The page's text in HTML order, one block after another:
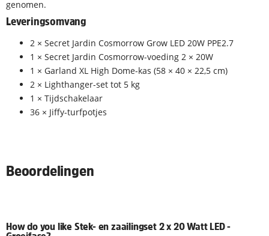
genomen.
Leveringsomvang
2 × Secret Jardin Cosmorrow Grow LED 20W PPE2.7
1 × Secret Jardin Cosmorrow-voeding 2 × 20W
1 × Garland XL High Dome-kas (58 × 40 × 22,5 cm)
2 × Lighthanger-set tot 5 kg
1 × Tijdschakelaar
36 × Jiffy-turfpotjes
Beoordelingen
How do you like Stek- en zaailingset 2 x 20 Watt LED -